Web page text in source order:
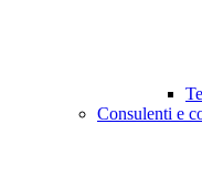
Consulenti e